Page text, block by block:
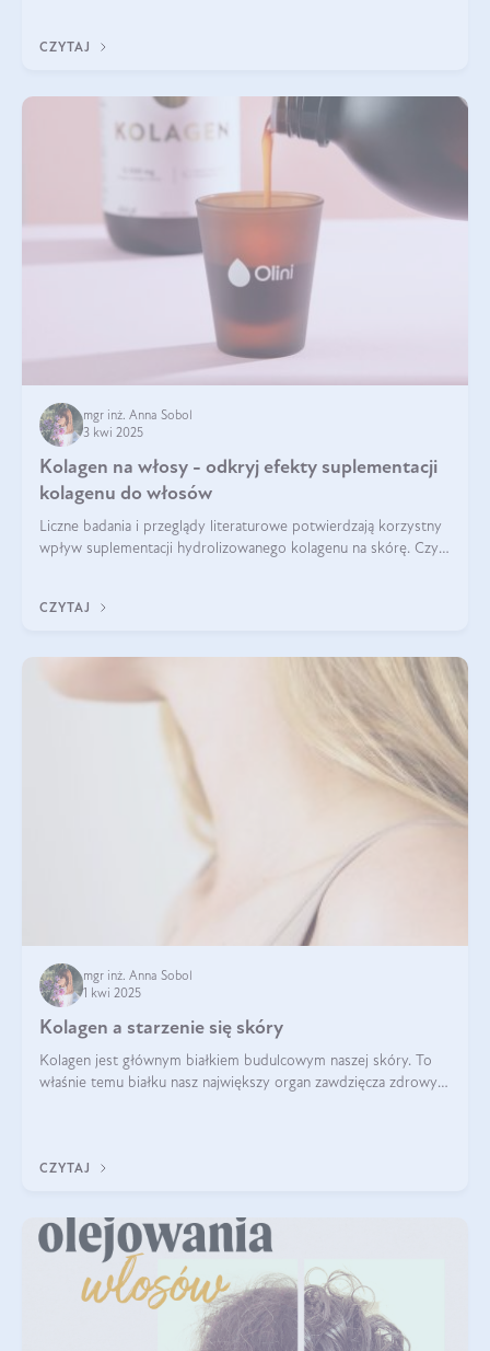
CZYTAJ
mgr inż. Anna Sobol
3 kwi 2025
Kolagen na włosy - odkryj efekty suplementacji
kolagenu do włosów
Liczne badania i przeglądy literaturowe potwierdzają korzystny
wpływ suplementacji hydrolizowanego kolagenu na skórę. Czy
CZYTAJ
mgr inż. Anna Sobol
1 kwi 2025
Kolagen a starzenie się skóry
Kolagen jest głównym białkiem budulcowym naszej skóry. To
właśnie temu białku nasz największy organ zawdzięcza zdrowy
CZYTAJ